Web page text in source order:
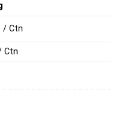
/ Ctn
Ctn